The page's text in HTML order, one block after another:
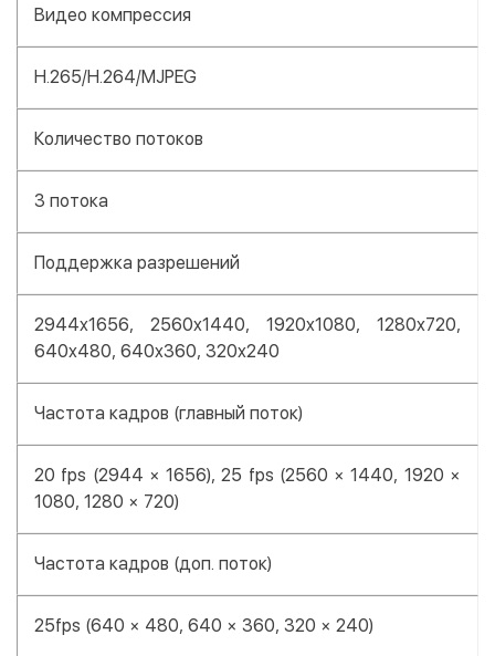
Видео компрессия
H.265/H.264/MJPEG
Количество потоков
3 потока
Поддержка разрешений
2944x1656, 2560x1440, 1920x1080, 1280x720,
640x480, 640x360, 320x240
Частота кадров (главный поток)
20 fps (2944 × 1656), 25 fps (2560 × 1440, 1920 ×
1080, 1280 × 720)
Частота кадров (доп. поток)
25fps (640 × 480, 640 × 360, 320 × 240)